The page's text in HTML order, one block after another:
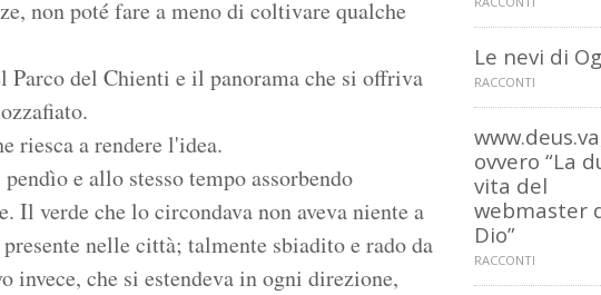
non poté fare a meno di coltivare qualche
Parco del Chienti e il panorama che si offriva
riesca a rendere l'idea.
e allo stesso tempo assorbendo
Il verde che lo circondava non aveva niente a
nelle città; talmente sbiadito e rado da
invece, che si estendeva in ogni direzione,
Le nevi di
RACCONTI
ovvero “La
vita del
webmaster
Dio”
RACCONTI